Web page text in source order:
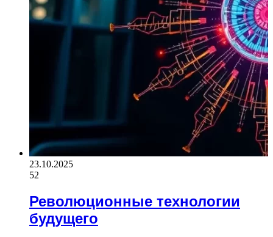
23.10.2025
52
Революционные технологии
будущего